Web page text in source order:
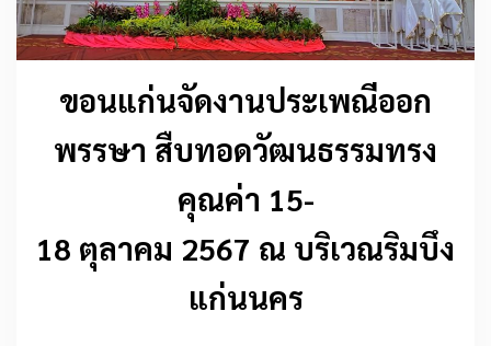
ขอนแก่นจัดงานประเพณีออก
พรรษา สืบทอดวัฒนธรรมทรง
คุณค่า 15-
18 ตุลาคม 2567 ณ บริเวณริมบึง
แก่นนคร